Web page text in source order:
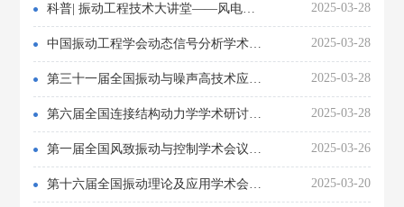
科普| 振动工程技术大讲堂——风电场微观尺度空气动力学理论与应用进展 2025-03-28
中国振动工程学会动态信号分析学术会议的通知（第二轮通知） 2025-03-28
第三十一届全国振动与噪声高技术应用学术会议通知（第二轮通知） 2025-03-28
第六届全国连接结构动力学学术研讨会（第二轮通知） 2025-03-28
第一届全国风致振动与控制学术会议（2号通知） 2025-03-26
第十六届全国振动理论及应用学术会议NVTA2025会议通知（第一轮） 2025-03-20